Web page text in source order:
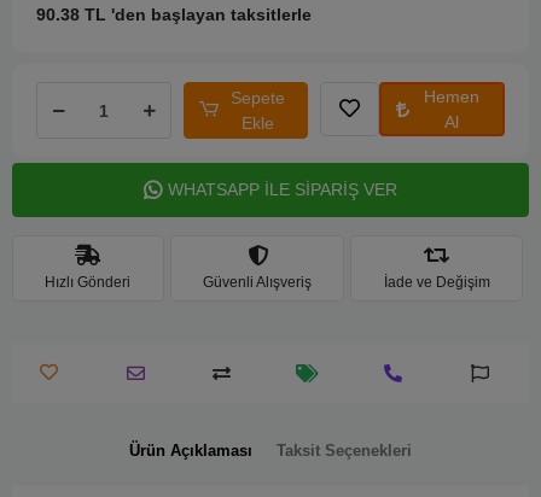
90.38 TL 'den başlayan taksitlerle
Sepete
Ekle
Hemen
Al
WHATSAPP İLE SİPARİŞ VER
Hızlı Gönderi Güvenli Alışveriş İade ve Değişim
Ürün Açıklaması Taksit Seçenekleri